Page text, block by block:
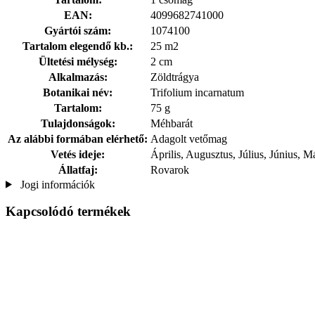
EAN:
4099682741000
Gyártói szám:
1074100
Tartalom elegendő kb.:
25 m2
Ültetési mélység:
2 cm
Alkalmazás:
Zöldtrágya
Botanikai név:
Trifolium incarnatum
Tartalom:
75 g
Tulajdonságok:
Méhbarát
Az alábbi formában elérhető: Adagolt vetőmag
Vetés ideje:
Április, Augusztus, Július, Június,
Állatfaj:
Rovarok
Jogi információk
Kapcsolódó termékek